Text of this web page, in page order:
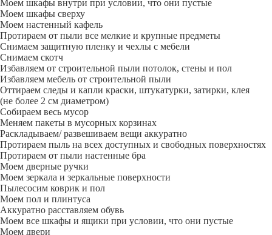
Моем шкафы внутри при условии, что они пустые
Моем шкафы сверху
Моем настенный кафель
Протираем от пыли все мелкие и крупные предметы
Снимаем защитную пленку и чехлы с мебели
Снимаем скотч
Избавляем от строительной пыли потолок, стены и пол
Избавляем мебель от строительной пыли
Оттираем следы и капли краски, штукатурки, затирки, клея
(не более 2 см диаметром)
Собираем весь мусор
Меняем пакеты в мусорных корзинах
Раскладываем/ развешиваем вещи аккуратно
Протираем пыль на всех доступных и свободных поверхностях
Протираем от пыли настенные бра
Моем дверные ручки
Моем зеркала и зеркальные поверхности
Пылесосим коврик и пол
Моем пол и плинтуса
Аккуратно расставляем обувь
Моем все шкафы и ящики при условии, что они пустые
Моем двери